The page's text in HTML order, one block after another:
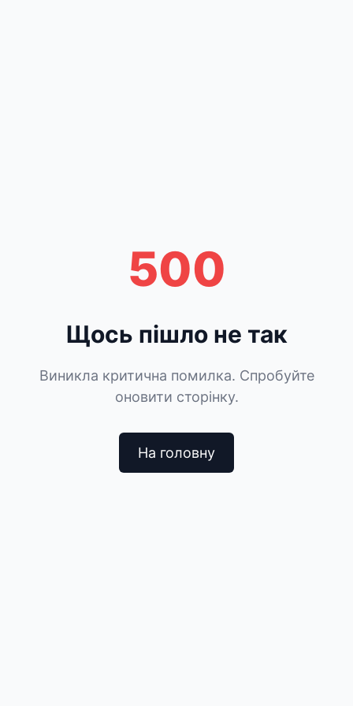
500
Щось пішло не так
Виникла критична помилка. Спробуйте
оновити сторінку.
На головну